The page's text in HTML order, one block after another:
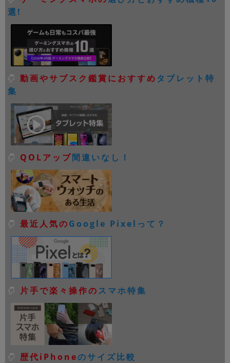
選!
動画やサブスク鑑賞におすすめ タブレット特
集
QOLアップ間違いなし！
最近人気のGoogle Pixelって？
片手で楽々操作のスマホ特集
歴代iPhoneのサイズ比較